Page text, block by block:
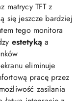
matrycy TFT z
się jeszcze bardziej
tego monitora
estetyką a
eliminuje
pracę przez
zasilania